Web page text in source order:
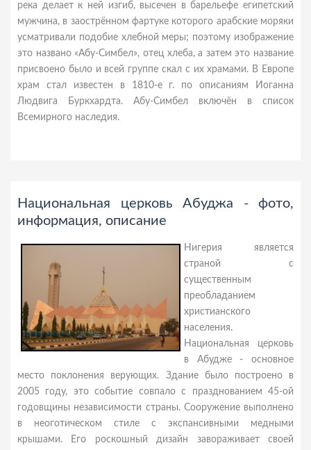
река делает к ней изгиб, высечен в барельефе египетский
мужчина, в заострённом фартуке которого арабские моряки
усматривали подобие хлебной меры; поэтому изображение
это названо «Абу-Симбел», отец хлеба, а затем это название
присвоено было и всей группе скал с их храмами. В Европе
храм стал известен в 1810-е г. по описаниям Иоганна
Людвига Буркхардта. Абу-Симбел включён в список
Всемирного наследия.
Национальная церковь Абуджа - фото,
информация, описание
Нигерия является
страной с
существенным
преобладанием
христианского
населения.
Национальная церковь
в Абудже - основное
место поклонения верующих. Здание было построено в
2005 году, это событие совпало с празднованием 45-ой
годовщины независимости страны. Сооружение выполнено
в неоготическом стиле с экспансивными медными
крышами. Его роскошный дизайн завораживает своей